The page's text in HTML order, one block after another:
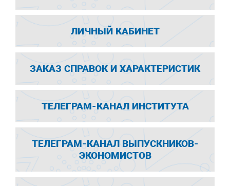
ЛИЧНЫЙ КАБИНЕТ
ЗАКАЗ СПРАВОК И ХАРАКТЕРИСТИК
ТЕЛЕГРАМ-КАНАЛ ИНСТИТУТА
ТЕЛЕГРАМ-КАНАЛ ВЫПУСКНИКОВ-
ЭКОНОМИСТОВ